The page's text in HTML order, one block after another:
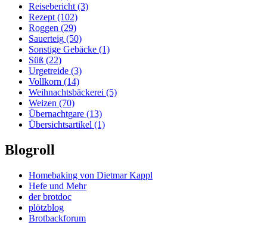
Reisebericht (3)
Rezept (102)
Roggen (29)
Sauerteig (50)
Sonstige Gebäcke (1)
Süß (22)
Urgetreide (3)
Vollkorn (14)
Weihnachtsbäckerei (5)
Weizen (70)
Übernachtgare (13)
Übersichtsartikel (1)
Blogroll
Homebaking von Dietmar Kappl
Hefe und Mehr
der brotdoc
plötzblog
Brotbackforum